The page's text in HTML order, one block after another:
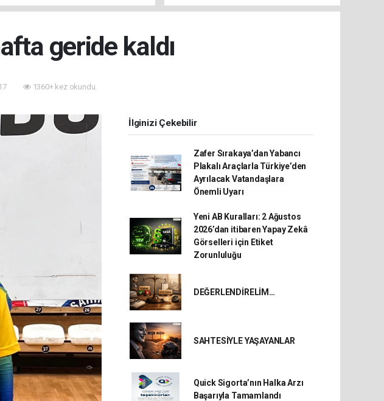
geride kaldı
1360+ kez okundu.
İlginizi Çekebilir
Zafer Sırakaya’dan Yabancı
Plakalı Araçlarla Türkiye’den
Ayrılacak Vatandaşlara
Önemli Uyarı
Yeni AB Kuralları: 2 Ağustos
2026’dan itibaren Yapay Zekâ
Görselleri için Etiket
Zorunluluğu
DEĞERLENDİRELİM…
SAHTESİYLE YAŞAYANLAR
Quick Sigorta’nın Halka Arzı
Başarıyla Tamamlandı